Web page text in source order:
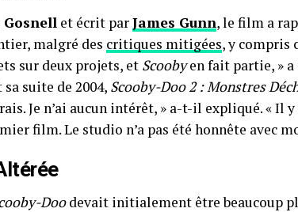
Gosnell et écrit parJames Gunn, le film a
malgré des critiques mitigées, y compris
sur deux projets, et Scoobyen fait partie, » a
suite de 2004, Scooby-Doo 2 : Monstres
Je n’ai aucun intérêt, » a-t-il expliqué. « Il
film. Le studio n’a pas été honnête avec
Doodevait initialement être beaucoup